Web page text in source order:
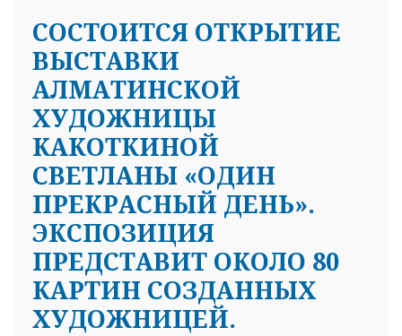
СОСТОИТСЯ ОТКРЫТИЕ
ВЫСТАВКИ
АЛМАТИНСКОЙ
ХУДОЖНИЦЫ
КАКОТКИНОЙ
СВЕТЛАНЫ «ОДИН
ПРЕКРАСНЫЙ ДЕНЬ».
ЭКСПОЗИЦИЯ
ПРЕДСТАВИТ ОКОЛО 80
КАРТИН СОЗДАННЫХ
ХУДОЖНИЦЕЙ.